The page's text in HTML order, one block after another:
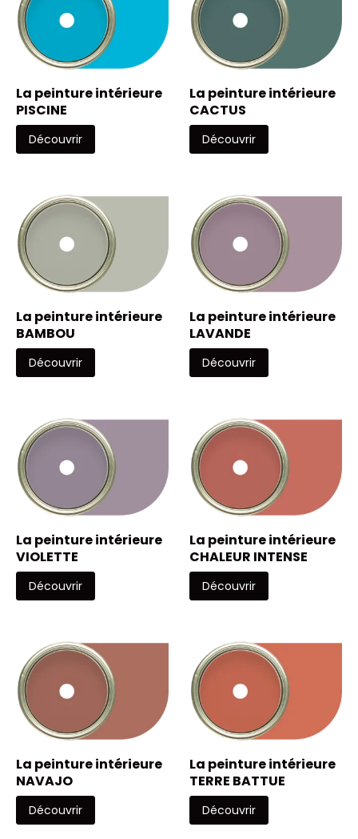
La peinture intérieure
PISCINE
Découvrir
La peinture intérieure
CACTUS
Découvrir
La peinture intérieure
BAMBOU
Découvrir
La peinture intérieure
LAVANDE
Découvrir
La peinture intérieure
VIOLETTE
Découvrir
La peinture intérieure
CHALEUR INTENSE
Découvrir
La peinture intérieure
NAVAJO
Découvrir
La peinture intérieure
TERRE BATTUE
Découvrir